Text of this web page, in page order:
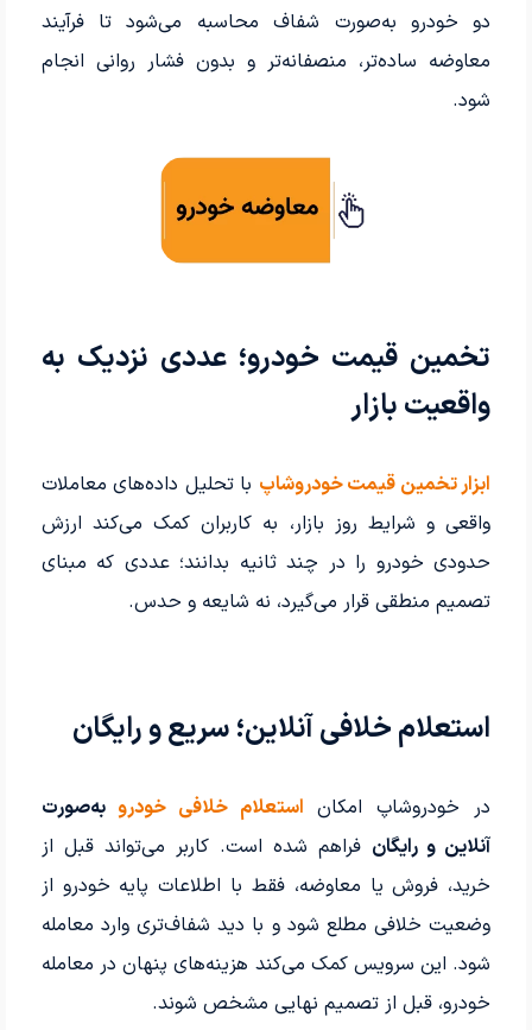
دو خودرو به‌صورت شفاف محاسبه می‌شود تا فرآیند
معاوضه ساده‌تر، منصفانه‌تر و بدون فشار روانی انجام
شود.
تخمین قیمت خودرو؛ عددی نزدیک به
واقعیت بازار
ابزار تخمین قیمت خودروشاپ با تحلیل داده‌های معاملات
واقعی و شرایط روز بازار، به کاربران کمک می‌کند ارزش
حدودی خودرو را در چند ثانیه بدانند؛ عددی که مبنای
تصمیم منطقی قرار می‌گیرد، نه شایعه و حدس.
استعلام خلافی آنلاین؛ سریع و رایگان
در خودروشاپ امکان استعلام خلافی خودروبه‌صورت
آنلاین و رایگان فراهم شده است. کاربر می‌تواند قبل از
خرید، فروش یا معاوضه، فقط با اطلاعات پایه خودرو از
وضعیت خلافی مطلع شود و با دید شفاف‌تری وارد معامله
شود. این سرویس کمک می‌کند هزینه‌های پنهان در معامله
خودرو، قبل از تصمیم نهایی مشخص شوند.